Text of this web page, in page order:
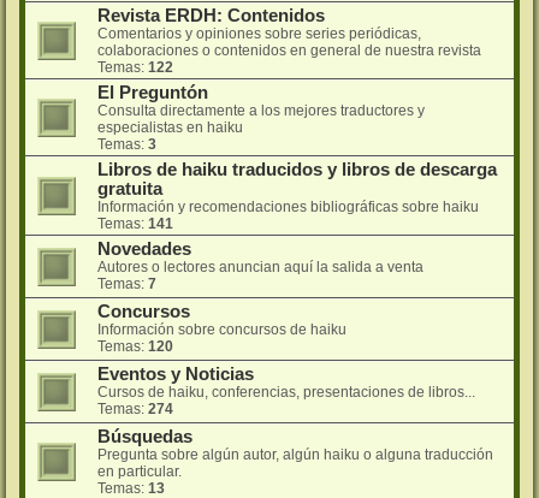
Revista ERDH: Contenidos
Comentarios y opiniones sobre series periódicas,
colaboraciones o contenidos en general de nuestra revista
Temas: 122
El Preguntón
Consulta directamente a los mejores traductores y
especialistas en haiku
Temas: 3
Libros de haiku traducidos y libros de descarga
gratuita
Información y recomendaciones bibliográficas sobre haiku
Temas: 141
Novedades
Autores o lectores anuncian aquí la salida a venta
Temas: 7
Concursos
Información sobre concursos de haiku
Temas: 120
Eventos y Noticias
Cursos de haiku, conferencias, presentaciones de libros...
Temas: 274
Búsquedas
Pregunta sobre algún autor, algún haiku o alguna traducción
en particular.
Temas: 13